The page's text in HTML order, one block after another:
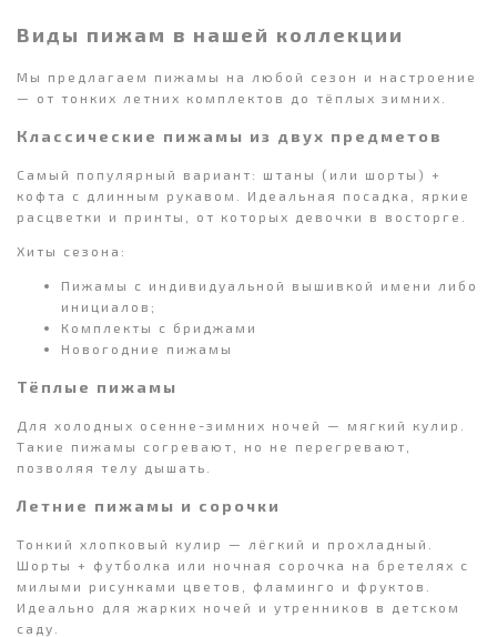
Виды пижам в нашей коллекции
Мы предлагаем пижамы на любой сезон и настроение
— от тонких летних комплектов до тёплых зимних.
Классические пижамы из двух предметов
Самый популярный вариант: штаны (или шорты) +
кофта с длинным рукавом. Идеальная посадка, яркие
расцветки и принты, от которых девочки в восторге.
Хиты сезона:
Пижамы с индивидуальной вышивкой имени либо
инициалов;
Комплекты с бриджами
Новогодние пижамы
Тёплые пижамы
Для холодных осенне-зимних ночей — мягкий кулир.
Такие пижамы согревают, но не перегревают,
позволяя телу дышать.
Летние пижамы и сорочки
Тонкий хлопковый кулир — лёгкий и прохладный.
Шорты + футболка или ночная сорочка на бретелях с
милыми рисунками цветов, фламинго и фруктов.
Идеально для жарких ночей и утренников в детском
саду.